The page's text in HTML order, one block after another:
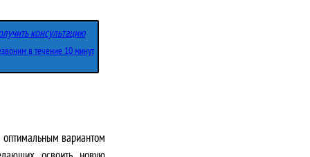
консультацию
в течение 10 минут
оптимальным вариантом